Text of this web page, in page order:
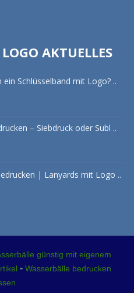
AKTUELLES
Schlüsselband mit Logo? ..
– Siebdruck oder Subl ..
| Lanyards mit Logo ..
günstig mit eigenem
- Wasserbälle bedrucken